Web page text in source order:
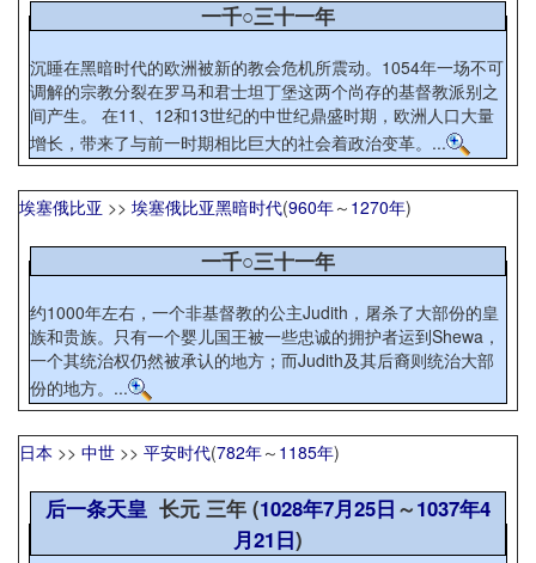
一千○三十一年
沉睡在黑暗时代的欧洲被新的教会危机所震动。1054年一场不可
调解的宗教分裂在罗马和君士坦丁堡这两个尚存的基督教派别之
间产生。 在11、12和13世纪的中世纪鼎盛时期，欧洲人口大量
增长，带来了与前一时期相比巨大的社会着政治变革。...
埃塞俄比亚 >> 埃塞俄比亚黑暗时代(960年～ 1270年)
一千○三十一年
约1000年左右，一个非基督教的公主Judith，屠杀了大部份的皇
族和贵族。只有一个婴儿国王被一些忠诚的拥护者运到Shewa，
一个其统治权仍然被承认的地方；而Judith及其后裔则统治大部
份的地方。...
日本 >> 中世 >> 平安时代(782年～ 1185年)
后一条天皇长元 三年 (1028年7月25日 ～1037年4
月21日)